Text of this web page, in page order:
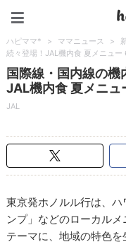
ハピママ* > ママニュース >
続々登場！JAL機内食 夏メニュー
国際線・国内線の機
JAL機内食 夏メニュ
JAL
東京発ホノルル行は、
ンプ」などのローカル
テーマに、地域の特色